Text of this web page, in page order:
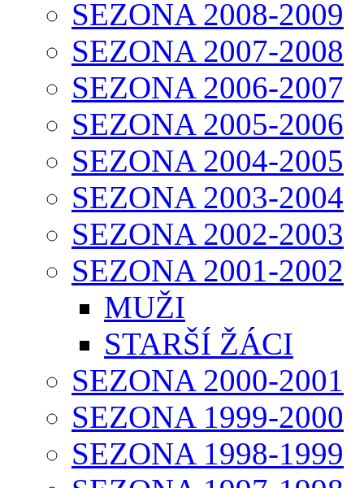
SEZONA 2008-2009
SEZONA 2007-2008
SEZONA 2006-2007
SEZONA 2005-2006
SEZONA 2004-2005
SEZONA 2003-2004
SEZONA 2002-2003
SEZONA 2001-2002
MUŽI
STARŠÍ ŽÁCI
SEZONA 2000-2001
SEZONA 1999-2000
SEZONA 1998-1999